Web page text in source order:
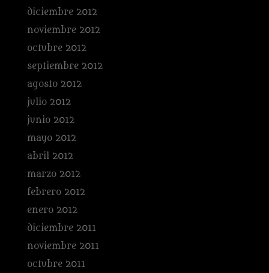
diciembre 2012
noviembre 2012
octubre 2012
septiembre 2012
agosto 2012
julio 2012
junio 2012
mayo 2012
abril 2012
marzo 2012
febrero 2012
enero 2012
diciembre 2011
noviembre 2011
octubre 2011